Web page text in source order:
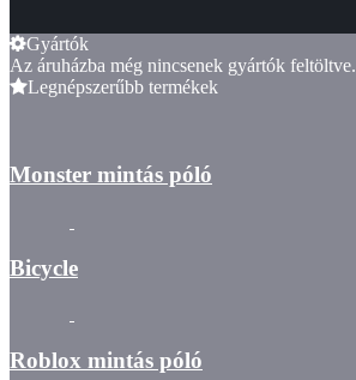
Gyártók
Az áruházba még nincsenek gyártók feltöltve.
Legnépszerűbb termékek
Monster mintás póló
Bicycle
Roblox mintás póló